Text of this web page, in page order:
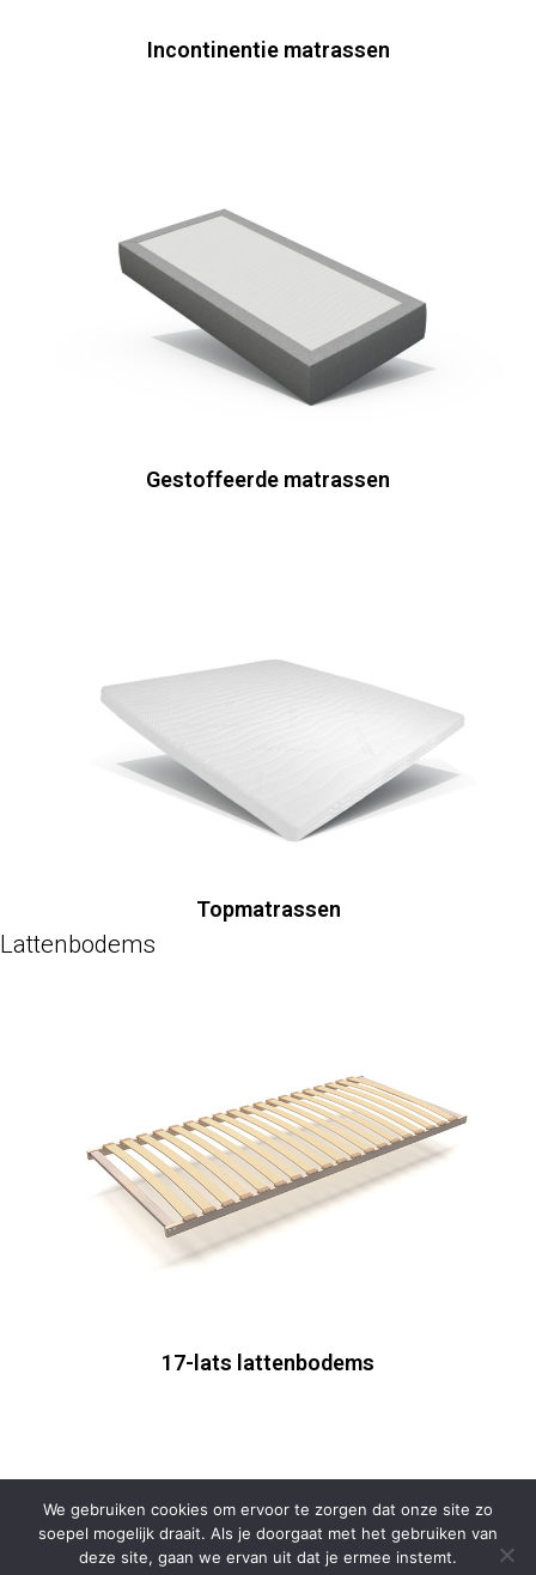
Incontinentie matrassen
Gestoffeerde matrassen
Topmatrassen
Lattenbodems
17-lats lattenbodems
We gebruiken cookies om ervoor te zorgen dat onze site zo
soepel mogelijk draait. Als je doorgaat met het gebruiken van
deze site, gaan we ervan uit dat je ermee instemt.